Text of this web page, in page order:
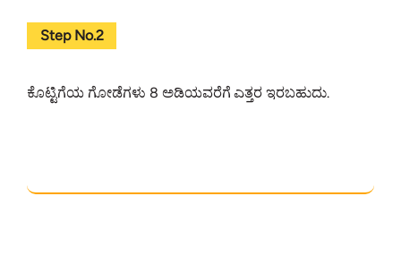
Step No.2
ಕೊಟ್ಟಿಗೆಯ ಗೋಡೆಗಳು 8 ಅಡಿಯವರೆಗೆ ಎತ್ತರ ಇರಬಹುದು.